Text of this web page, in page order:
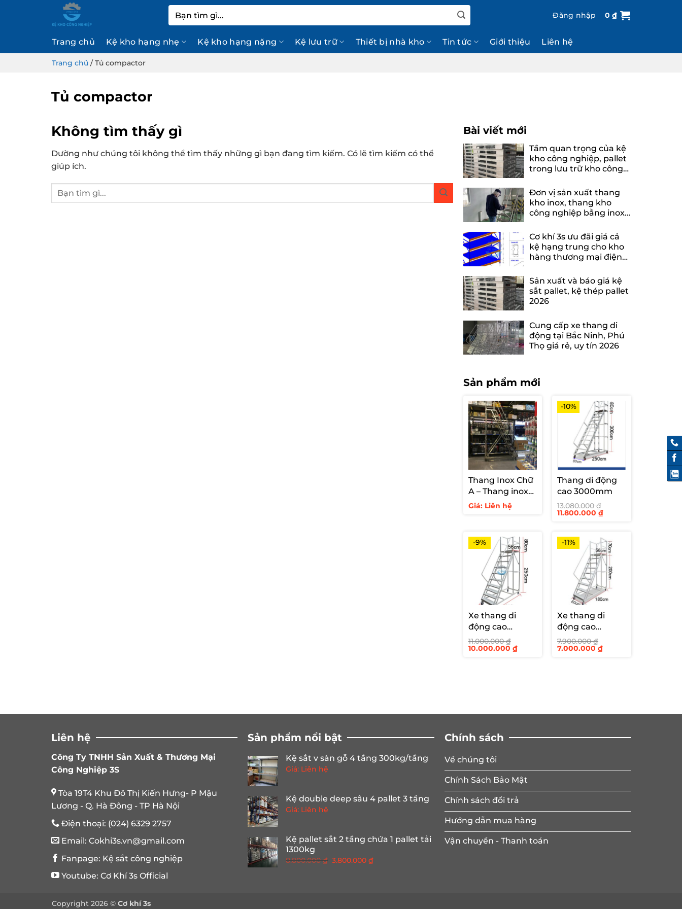
kiếm:
Đăng nhập 0₫
Trang chủ Kệ kho hạng nhẹ Kệ kho hạng nặng Kệ lưu trữ Thiết bị nhà kho Tin tức Giới thiệu Liên hệ
Trang chủ /Tủ compactor
Tủ compactor
Không tìm thấy gì
Dường như chúng tôi không thể tìm thấy những gì bạn đang tìm kiếm. Có lẽ tìm kiếm có thể
giúp ích.
Bài viết mới
Tầm quan trọng của kệ
kho công nghiệp, pallet
trong lưu trữ kho công
Đơn vị sản xuất thang
kho inox, thang kho
công nghiệp bằng inox
Cơ khí 3s ưu đãi giá cả
kệ hạng trung cho kho
hàng thương mại điện
Sản xuất và báo giá kệ
sắt pallet, kệ thép pallet
2026
Cung cấp xe thang di
động tại Bắc Ninh, Phú
Thọ giá rẻ, uy tín 2026
Sản phẩm mới
Thang Inox Chữ
A – Thang inox
hàn cố định cho
Giá: Liên hệ
-10%
Thang di động
cao 3000mm
13.080.000₫
Giá
11.800.000₫Giá
11.800.000 ₫.
-9%
Xe thang di
động cao
2500mm
11.000.000₫
Giá
10.000.000 ₫Giá
-11%
Xe thang di
động cao
2000mm
7.900.000₫
Giá
7.000.000₫Giá
Liên hệ
Công Ty TNHH Sản Xuất & Thương Mại
Công Nghiệp 3S
Tòa 19T4 Khu Đô Thị Kiến Hưng- P Mậu
Lương - Q. Hà Đông - TP Hà Nội
Điện thoại: (024) 6329 2757
Email: Cokhi3s.vn@gmail.com
Fanpage: Kệ sắt công nghiệp
Youtube: Cơ Khí 3s Official
Sản phẩm nổi bật
Kệ sắt v sàn gỗ 4 tầng 300kg/tầng
Giá: Liên hệ
Kệ double deep sâu 4 pallet 3 tầng
Giá: Liên hệ
Kệ pallet sắt 2 tầng chứa 1 pallet tải
1300kg
8.800.000₫ Giá
3.800.000₫Giá
Chính sách
Về chúng tôi
Chính Sách Bảo Mật
Chính sách đổi trả
Hướng dẫn mua hàng
Vận chuyển - Thanh toán
Copyright 2026 © Cơ khí 3s